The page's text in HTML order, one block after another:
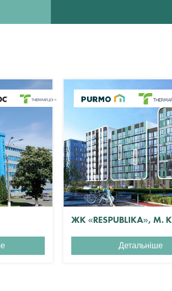
ЖК «RESPUBLIKA», М.
Детальніше